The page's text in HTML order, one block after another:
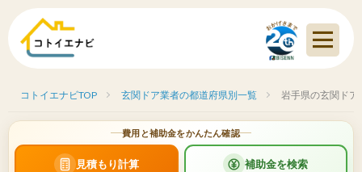
コトイエナビTOP 玄関ドア業者の都道府県別一覧 岩手県の玄関ド
費用と補助金をかんたん確認
見積もり計算 補助金を検索